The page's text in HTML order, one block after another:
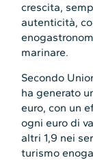
crescita,
autenticità,
marinare.
Secondo
ha generato
euro, con un
ogni euro di
altri 1,9 nei
turismo